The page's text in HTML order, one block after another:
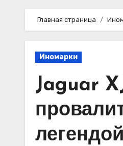
Главная страница
Иномарки
Jaguar
легендой